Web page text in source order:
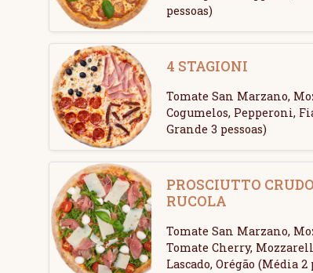
pessoas)
4 STAGIONI
Tomate San Marzano,
Cogumelos, Pepperoni,
Grande 3 pessoas)
PROSCIUTTO
RUCOLA
Tomate San Marzano,
Tomate Cherry,
Lascado, Orégão (Média 2